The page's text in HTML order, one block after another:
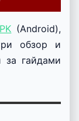
(Android),
обзор и
за гайдами